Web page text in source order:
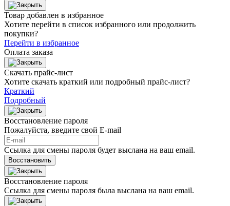
Товар добавлен в избранное
Хотите перейти в список избранного или продолжить
покупки?
Перейти в избранное
Оплата заказа
Скачать прайс-лист
Хотите скачать краткий или подробный прайс-лист?
Краткий
Подробный
Восстановление пароля
Пожалуйста, введите свой E‑mail
Ссылка для смены пароля будет выслана на ваш email.
Восстановить
Восстановление пароля
Ссылка для смены пароля была выслана на ваш email.